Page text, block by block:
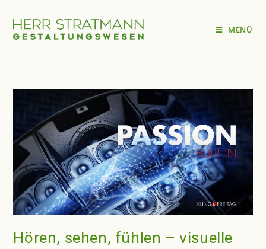
MENÜ
Hören, sehen, fühlen – visuelle